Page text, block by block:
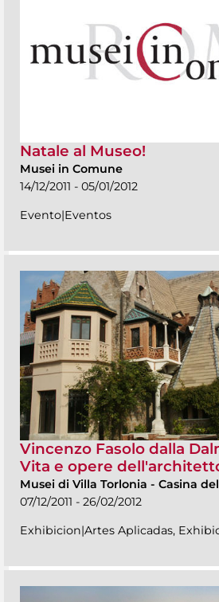
Natale al Museo!
Musei in Comune
14/12/2011 - 05/01/2012
Evento|Eventos
Vincenzo Fasolo dalla
Vita e opere
Musei di Villa Torlonia - Casina
07/12/2011 - 26/02/2012
Exhibicion|Artes Aplicadas,